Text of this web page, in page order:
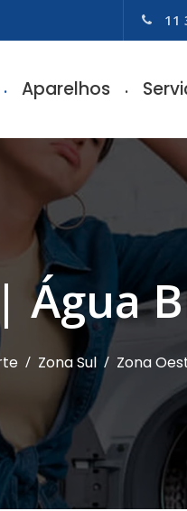
11
Aparelhos
Água
/ Zona Sul / Zona